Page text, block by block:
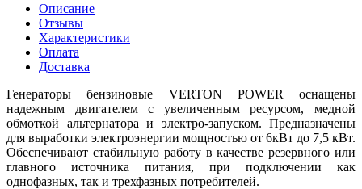
Описание
Отзывы
Характеристики
Оплата
Доставка
Генераторы бензиновые VERTON POWER оснащены
надежным двигателем с увеличенным ресурсом, медной
обмоткой альтернатора и электро-запуском. Предназначены
для выработки электроэнергии мощностью от 6кВт до 7,5 кВт.
Обеспечивают стабильную работу в качестве резервного или
главного источника питания, при подключении как
однофазных, так и трехфазных потребителей.